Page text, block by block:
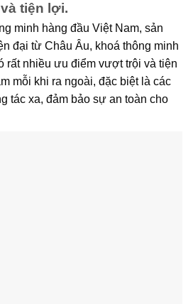
và tiện lợi.
minh hàng đầu Việt Nam, sản
đại từ Châu Âu, khoá thông minh
rất nhiều ưu điểm vượt trội và tiện
mỗi khi ra ngoài, đặc biệt là các
tác xa, đảm bảo sự an toàn cho